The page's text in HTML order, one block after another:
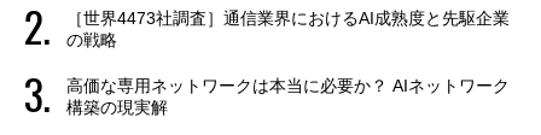
［世界4473社調査］通信業界におけるAI成熟度と先駆企業
の戦略
高価な専用ネットワークは本当に必要か？ AIネットワーク
構築の現実解